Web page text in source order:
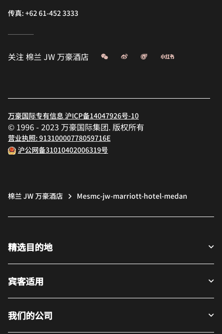
传真:+62 61-452 3333
关注棉兰 JW 万豪酒店 微信 微博 飞猪 小红书
万豪国际专有信息 沪ICP备14047926号-10
© 1996 - 2023 万豪国际集团. 版权所有
营业执照: 91310000778059716E
沪公网备31010402006319号
棉兰 JW 万豪酒店 Mesmc-jw-marriott-hotel-medan
精选目的地
宾客适用
我们的公司